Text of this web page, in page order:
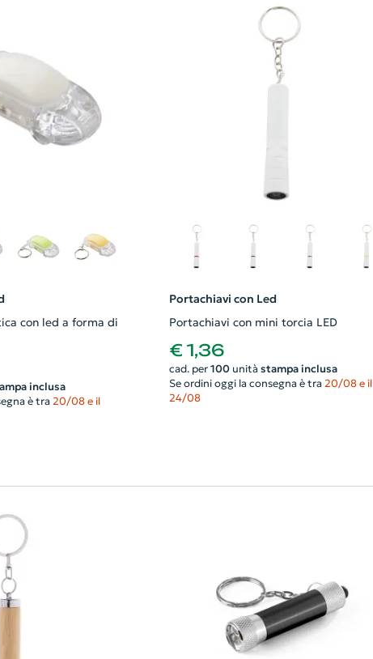
con led a forma di
inclusa
è tra 20/08 e il
Portachiavi con Led
Portachiavi con mini torcia LED
€ 1,36
cad. per 100unità stampa inclusa
Se ordini oggi la consegna è tra 20/08 e il
24/08